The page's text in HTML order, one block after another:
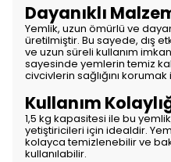
Dayanıklı
Yemlik, uzun ömürlü ve
üretilmiştir. Bu sayede, dış
ve uzun süreli kullanım
sayesinde yemlerin temiz
civcivlerin sağlığını
Kullanım
1,5 kg kapasitesi ile bu
yetiştiricileri için idealdir.
kolayca temizlenebilir ve
kullanılabilir.